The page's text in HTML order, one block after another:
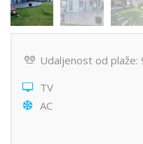
Udaljenost od plaže:
TV
AC